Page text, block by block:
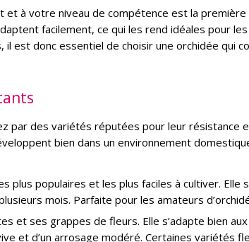
et à votre niveau de compétence est la
facilement, ce qui les rend idéales pour
est donc essentiel de choisir une orchidée qui
par des variétés réputées pour leur résistance
bien dans un environnement
plus populaires et les plus faciles à cultiver. Elle
mois. Parfaite pour les amateurs
et ses grappes de fleurs. Elle s’adapte bien aux
et d’un arrosage modéré. Certaines variétés